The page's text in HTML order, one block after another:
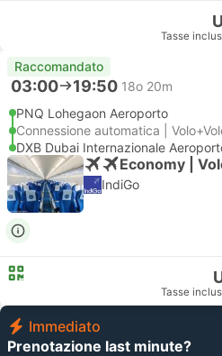
Tasse
Raccomandato
03:00 19:50 18o 20m
PNQ Lohegaon Aeroporto
Connessione automatica |
DXB Dubai Internazionale
Economy |
IndiGo
Tasse
Immediato
Prenotazione last minute?